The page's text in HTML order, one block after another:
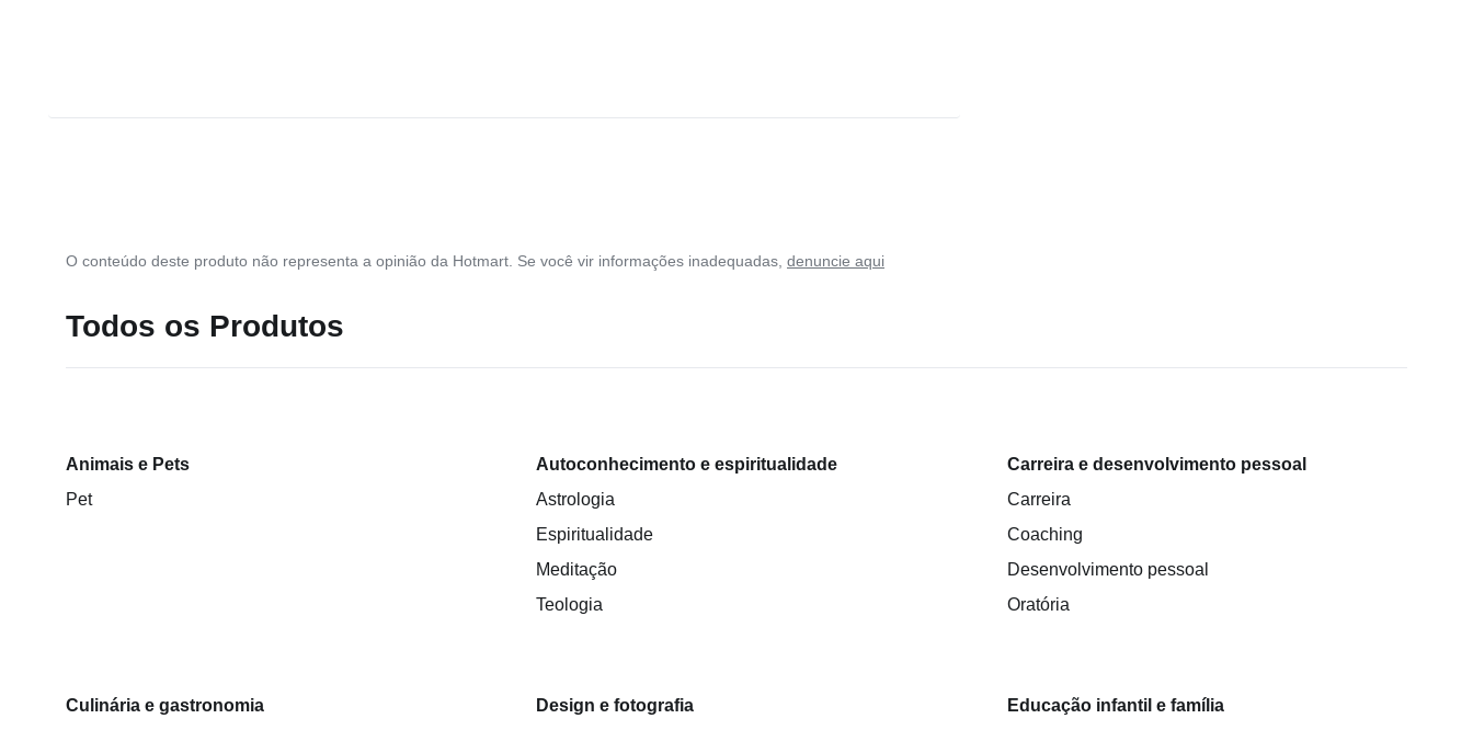
O conteúdo deste produto não representa a opinião da Hotmart. Se você vir informações inadequadas, denuncie aqui
Todos os Produtos
Animais e Pets
Pet
Autoconhecimento e espiritualidade
Astrologia
Espiritualidade
Meditação
Teologia
Carreira e desenvolvimento pessoal
Carreira
Coaching
Desenvolvimento pessoal
Oratória
Culinária e gastronomia
Design e fotografia
Educação infantil e família